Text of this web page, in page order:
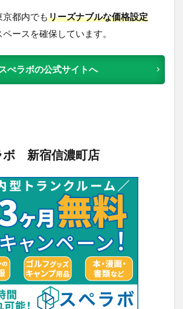
都内でもリーズナブルな価格設定
ースを確保しています。
スぺラボの公式サイトへ
ボ 新宿信濃町店